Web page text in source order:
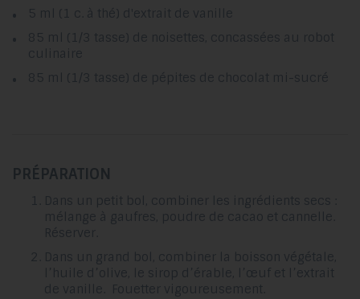
5 ml (1 c. à thé) d'extrait de vanille
85 ml (1/3 tasse) de noisettes, concassées au robot
culinaire
85 ml (1/3 tasse) de pépites de chocolat mi-sucré
PRÉPARATION
Dans un petit bol, combiner les ingrédients secs :
mélange à gaufres, poudre de cacao et cannelle.
Réserver.
Dans un grand bol, combiner la boisson végétale,
l’huile d’olive, le sirop d’érable, l’œuf et l’extrait
de vanille. Fouetter vigoureusement.